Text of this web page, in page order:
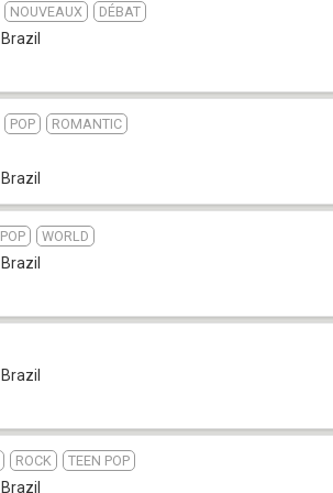
NOUVEAUX DÉBAT
Brazil
POP
ROMANTIC
Brazil
POP WORLD
Brazil
Brazil
ROCK TEEN POP
Brazil